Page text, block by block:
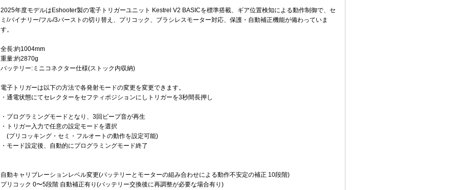
2025年度モデルはEshooter製の電子トリガーユニット Kestrel V2 BASICを標準搭載、ギア位置検知による動作制御で、セ
ミ/バイナリー/フル/3バーストの切り替え、プリコック、ブラシレスモーター対応、保護・自動補正機能が備わっていま
す。
全長:約1004mm
重量:約2870g
バッテリー:ミニコネクター仕様(ストック内収納)
電子トリガーは以下の方法で各発射モードの変更を変更できます。
・通電状態にてセレクターをセフティポジションにしトリガーを3秒間長押し
・プログラミングモードとなり、3回ビープ音が再生
・トリガー入力で任意の設定モードを選択
(プリコッキング・セミ・フルオートの動作を設定可能)
・モード設定後、自動的にプログラミングモード終了
自動キャリブレーションレベル変更(バッテリーとモーターの組み合わせによる動作不安定の補正 10段階)
プリコック 0〜5段階 自動補正有り(バッテリー交換後に再調整が必要な場合有り)